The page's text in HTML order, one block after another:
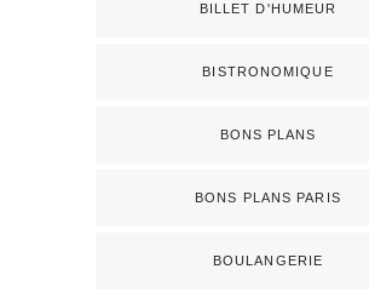
BILLET D'HUMEUR
BISTRONOMIQUE
BONS PLANS
BONS PLANS PARIS
BOULANGERIE